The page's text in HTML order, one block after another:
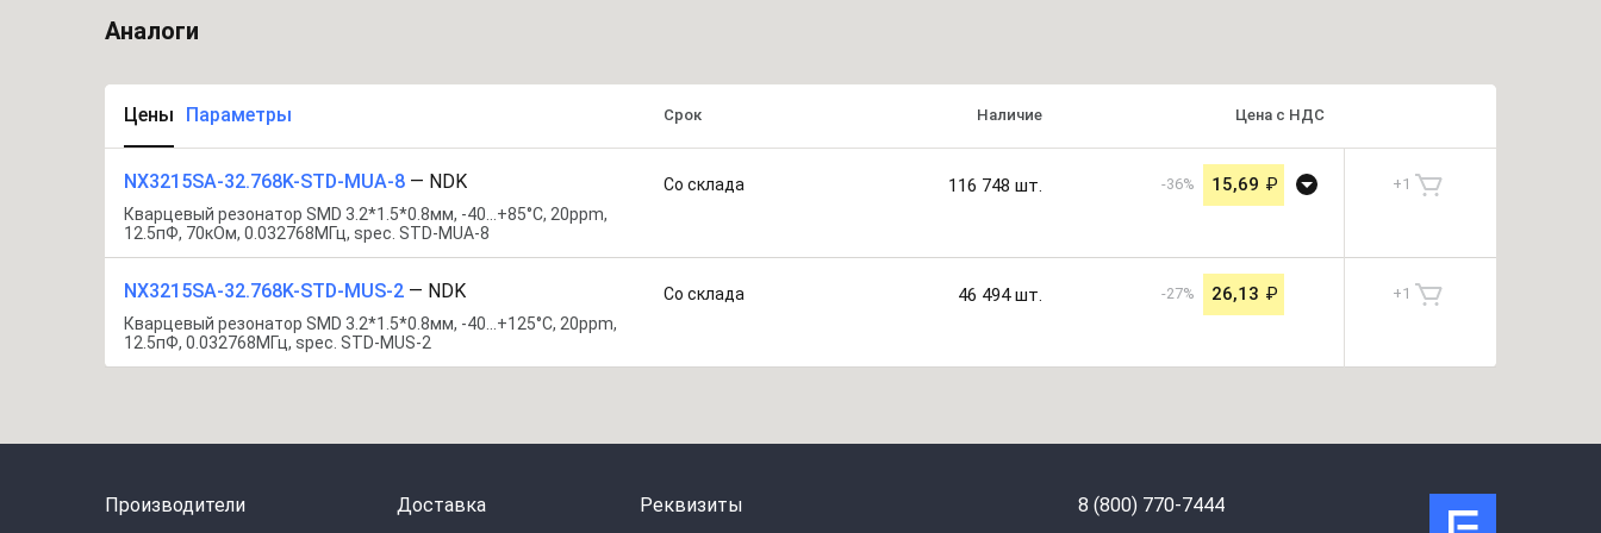
Аналоги
Цены Параметры Срок Наличие Цена с НДС
NX3215SA-32.768K-STD-MUA-8 — NDK
Кварцевый резонатор SMD 3.2*1.5*0.8мм, -40...+85°C, 20ppm,
12.5пФ, 70кОм, 0.032768МГц, spec. STD-MUA-8
Со склада 116 748 шт. -36% 15,69 ₽ +1
NX3215SA-32.768K-STD-MUS-2 — NDK
Кварцевый резонатор SMD 3.2*1.5*0.8мм, -40...+125°C, 20ppm,
12.5пФ, 0.032768МГц, spec. STD-MUS-2
Со склада 46 494 шт. -27% 26,13 ₽ +1
Производители Доставка Реквизиты 8 (800) 770-7444